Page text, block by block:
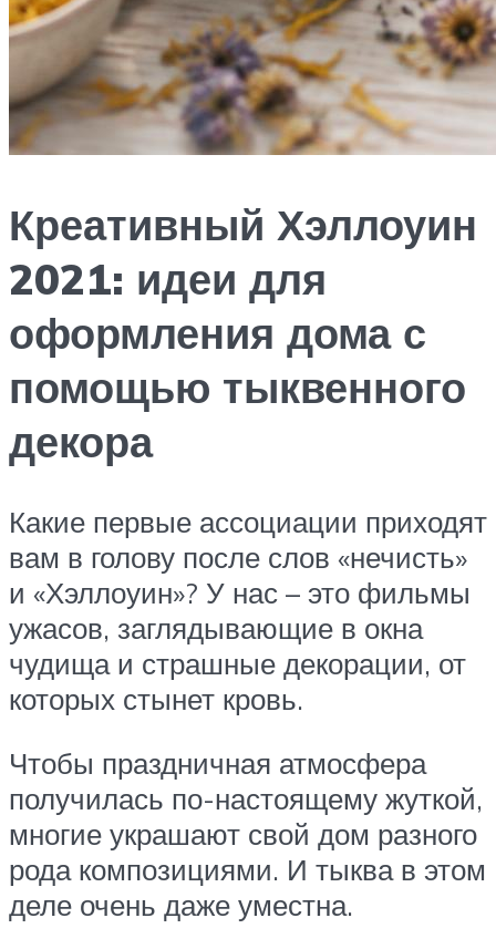
Креативный Хэллоуин
2021: идеи для
оформления дома с
помощью тыквенного
декора
Какие первые ассоциации приходят
вам в голову после слов «нечисть»
и «Хэллоуин»? У нас – это фильмы
ужасов, заглядывающие в окна
чудища и страшные декорации, от
которых стынет кровь.
Чтобы праздничная атмосфера
получилась по-настоящему жуткой,
многие украшают свой дом разного
рода композициями. И тыква в этом
деле очень даже уместна.